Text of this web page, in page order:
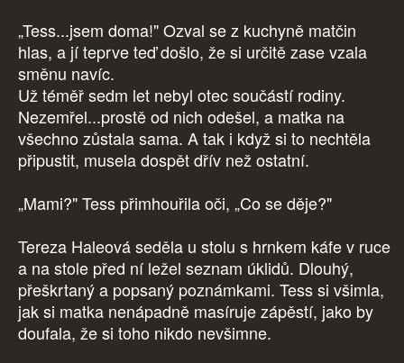
„Tess...jsem doma!" Ozval se z kuchyně matčin
hlas, a jí teprve teď došlo, že si určitě zase vzala
směnu navíc.
Už téměř sedm let nebyl otec součástí rodiny.
Nezemřel...prostě od nich odešel, a matka na
všechno zůstala sama. A tak i když si to nechtěla
připustit, musela dospět dřív než ostatní.
„Mami?" Tess přimhouřila oči, „Co se děje?"
Tereza Haleová seděla u stolu s hrnkem káfe v ruce
a na stole před ní ležel seznam úklidů. Dlouhý,
přeškrtaný a popsaný poznámkami. Tess si všimla,
jak si matka nenápadně masíruje zápěstí, jako by
doufala, že si toho nikdo nevšimne.